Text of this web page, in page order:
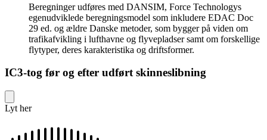
Beregninger udføres med DANSIM, Force Technologys
egenudviklede beregningsmodel som inkludere EDAC Doc
29 ed. og ældre Danske metoder, som bygger på viden om
trafikafvikling i lufthavne og flyvepladser samt om forskellige
flytyper, deres karakteristika og driftsformer.
IC3-tog før og efter udført skinneslibning
Lyt her